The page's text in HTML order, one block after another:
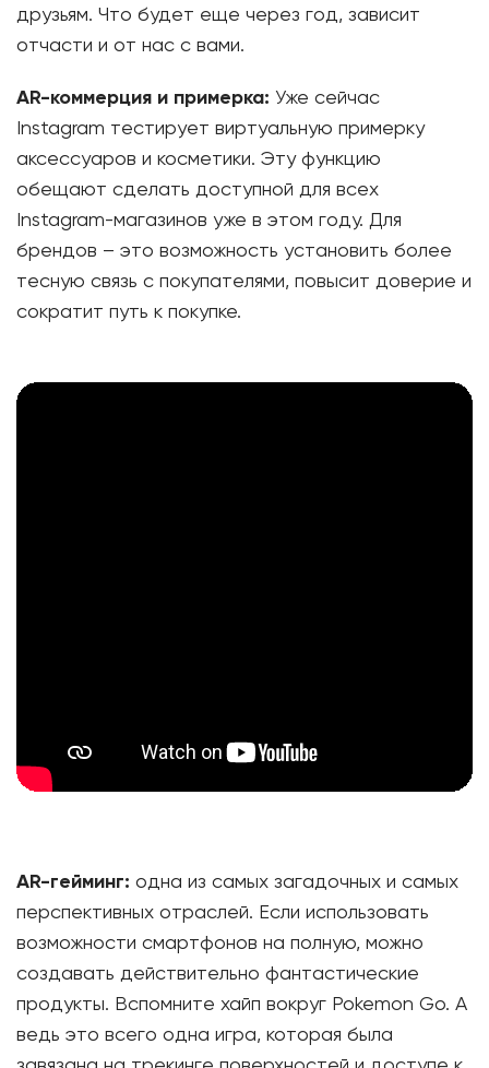
друзьям. Что будет еще через год, зависит
отчасти и от нас с вами.
AR-коммерция и примерка: Уже сейчас
Instagram тестирует виртуальную примерку
аксессуаров и косметики. Эту функцию
обещают сделать доступной для всех
Instagram-магазинов уже в этом году. Для
брендов – это возможность установить более
тесную связь с покупателями, повысит доверие и
сократит путь к покупке.
АR-гейминг: одна из самых загадочных и самых
перспективных отраслей. Если использовать
возможности смартфонов на полную, можно
создавать действительно фантастические
продукты. Вспомните хайп вокруг Pokemon Go. А
ведь это всего одна игра, которая была